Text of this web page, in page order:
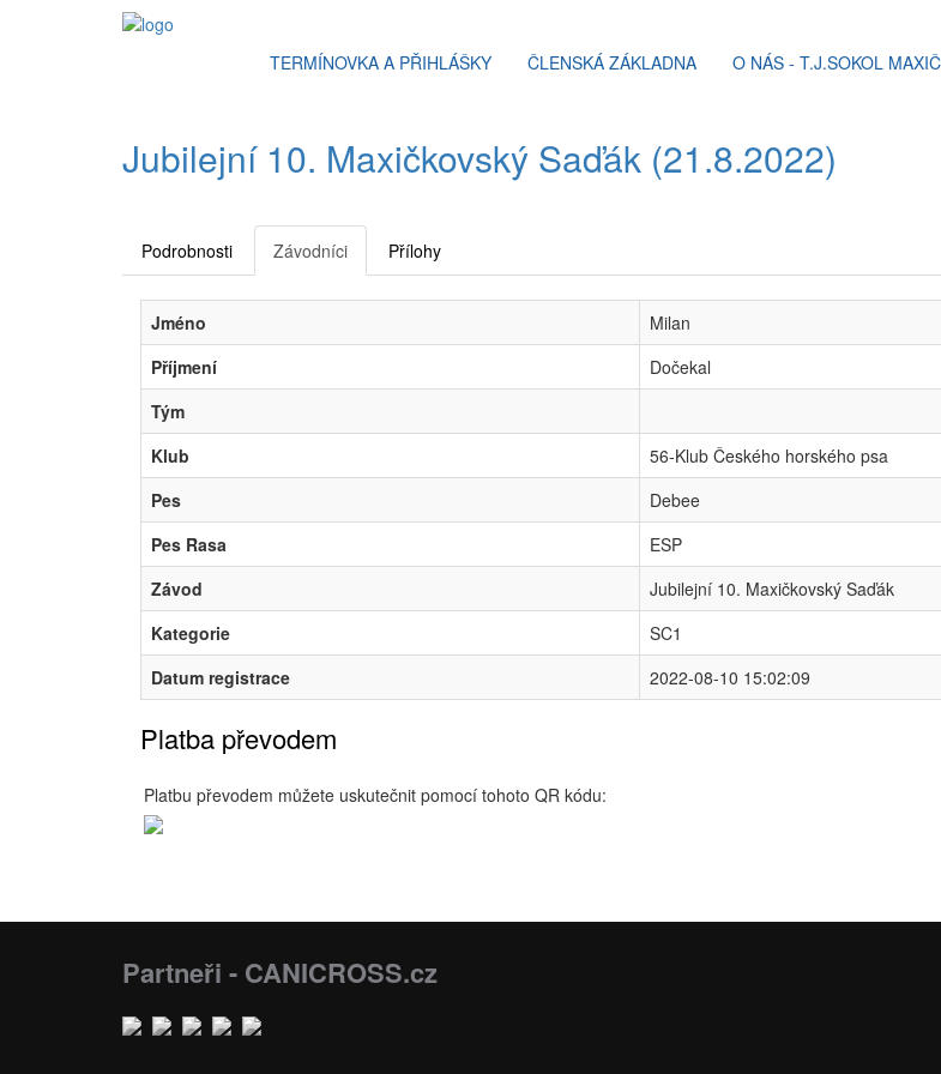
TERMÍNOVKA A PŘIHLÁŠKY ČLENSKÁ ZÁKLADNA O NÁS - T.J.SOKOL
Jubilejní 10. Maxičkovský Saďák (21.8.2022)
Podrobnosti Závodníci Přílohy
Jméno
Milan
Příjmení
Dočekal
Tým
Klub
56-Klub Českého horského psa
Pes
Debee
Pes Rasa
ESP
Závod
Jubilejní 10. Maxičkovský Saďák
Kategorie
SC1
Datum registrace
2022-08-10 15:02:09
Platba převodem
Platbu převodem můžete uskutečnit pomocí tohoto QR kódu:
Partneři - CANICROSS.cz